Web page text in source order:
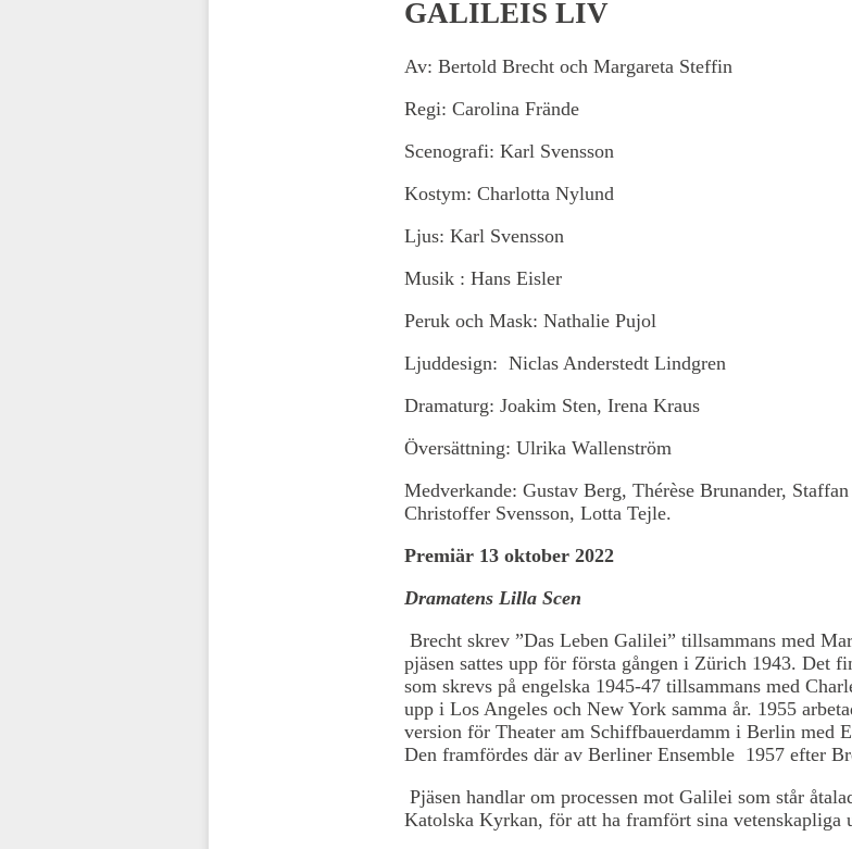
GALILEIS LIV
Av: Bertold Brecht och Margareta Steffin
Regi: Carolina Frände
Scenografi: Karl Svensson
Kostym: Charlotta Nylund
Ljus: Karl Svensson
Musik : Hans Eisler
Peruk och Mask: Nathalie Pujol
Ljuddesign: Niclas Anderstedt Lindgren
Dramaturg: Joakim Sten, Irena Kraus
Översättning: Ulrika Wallenström
Medverkande: Gustav Berg, Thérèse Brunander,
Christoffer Svensson, Lotta Tejle.
Premiär 13 oktober 2022
Dramatens Lilla Scen
Brecht skrev ”Das Leben Galilei” tillsammans med
pjäsen sattes upp för första gången i Zürich 1943. Det
som skrevs på engelska 1945-47 tillsammans med
upp i Los Angeles och New York samma år. 1955
version för Theater am Schiffbauerdamm i Berlin med
Den framfördes där av Berliner Ensemble 1957 efter
Pjäsen handlar om processen mot Galilei som står
Katolska Kyrkan, för att ha framfört sina vetenskapliga